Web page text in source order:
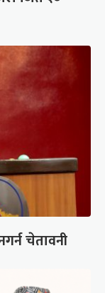
चेतावनी